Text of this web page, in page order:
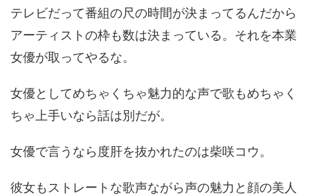
テレビだって番組の尺の時間が決まってるんだから
アーティストの枠も数は決まっている。それを本業
女優が取ってやるな。
女優としてめちゃくちゃ魅力的な声で歌もめちゃく
ちゃ上手いなら話は別だが。
女優で言うなら度肝を抜かれたのは柴咲コウ。
彼女もストレートな歌声ながら声の魅力と顔の美人